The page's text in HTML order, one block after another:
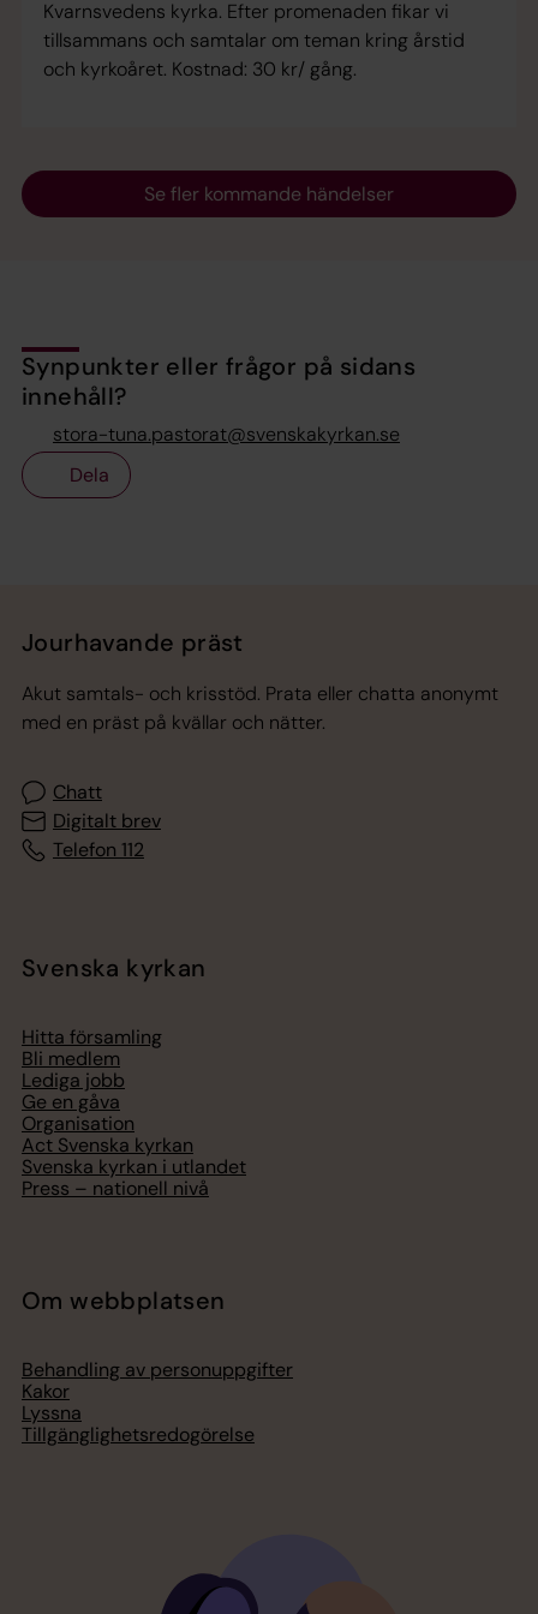
Kvarnsvedens kyrka. Efter promenaden fikar vi
tillsammans och samtalar om teman kring årstid
och kyrkoåret. Kostnad: 30 kr/ gång.
Se fler kommande händelser
Synpunkter eller frågor på sidans
innehåll?
stora-tuna.pastorat@svenskakyrkan.se
Dela
Jourhavande präst
Akut samtals- och krisstöd. Prata eller chatta anonymt
med en präst på kvällar och nätter.
Chatt
Digitalt brev
Telefon 112
Svenska kyrkan
Hitta församling
Bli medlem
Lediga jobb
Ge en gåva
Organisation
Act Svenska kyrkan
Svenska kyrkan i utlandet
Press – nationell nivå
Om webbplatsen
Behandling av personuppgifter
Kakor
Lyssna
Tillgänglighetsredogörelse